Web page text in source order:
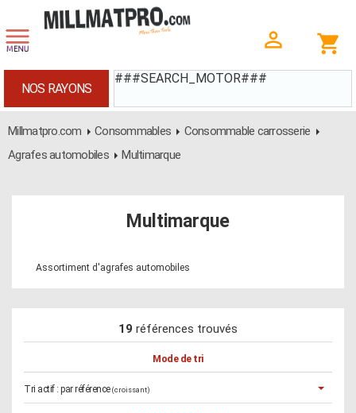
###SEARCH_MOTOR###
NOS RAYONS
Millmatpro.com Consommables
Consommable carrosserie
Agrafes automobiles
Multimarque
Multimarque
Assortiment d'agrafes automobiles
19 références trouvés
Mode de tri
Tri actif : par référence (croissant)